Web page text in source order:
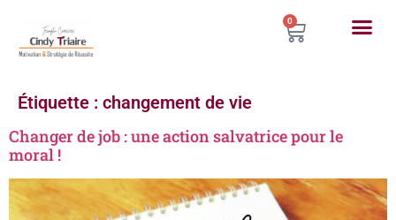
0
Étiquette : changement de vie
Changer de job : une action salvatrice pour le
moral !